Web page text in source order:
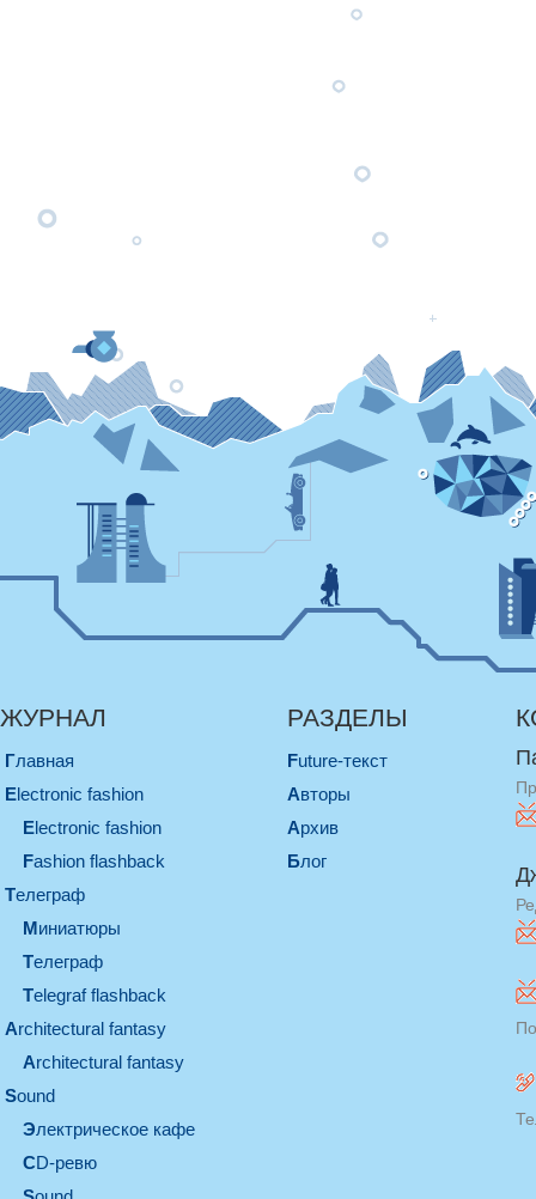
ЖУРНАЛ
Главная
electronic fashion
electronic fashion
Fashion flashback
телеграф
миниатюры
телеграф
Telegraf flashback
architectural fantasy
architectural fantasy
sound
электрическое кафе
CD-ревю
РАЗДЕЛЫ
Future-текст
Авторы
Архив
Блог